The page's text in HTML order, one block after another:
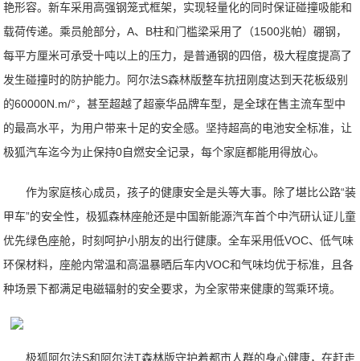
艳形容。新车采用高强钢笼式框架，实现轻量化的同时保证碰撞吸能和
载荷传递。乘员舱部分，A、B柱和门槛梁采用了（1500兆帕）硼钢，
每平方厘米可承受十吨以上的压力，是普通钢的四倍，极大程度提高了
发生碰撞时的防护能力。阿尔法S森林版整车抗扭刚度达到天花板级别
的60000N.m/°，甚至超越了超豪华品牌车型，是全球在售主流车型中
的最高水平，为用户带来十足的安全感。坚持超高的电池安全标准，让
极狐汽车迄今为止保持0自燃安全记录，每个家庭都能用得放心。
作为家庭核心成员，孩子的健康安全是头等大事。除了堪比公路“装
甲车”的安全性，极狐森林座舱还是中国新能源汽车首个中汽研认证儿童
优先绿色座舱，时刻呵护小朋友的出行健康。全车采用低VOC、低气味
环保材料，座舱内常温和高温暴晒后车内VOC和气味均优于标准，且各
种场景下都满足电磁辐射的安全要求，为全家带来健康的驾乘环境。
极狐阿尔法S和阿尔法T森林版守护着都市人群的身心健康，在赶走